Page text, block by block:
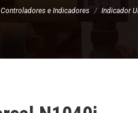
Controladores e Indicadores Indicador